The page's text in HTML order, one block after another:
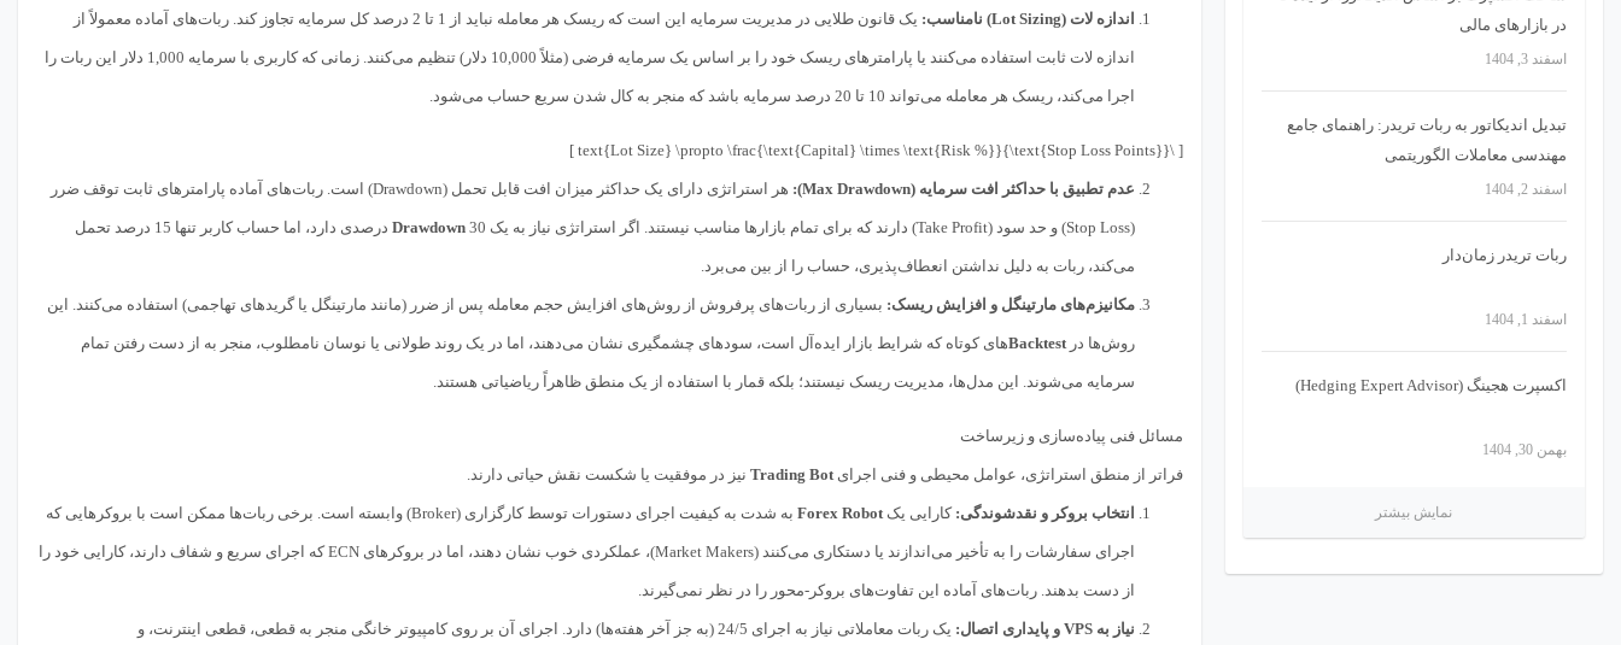
در بازارهای مالی
اسفند 3, 1404
تبدیل اندیکاتور به ربات تریدر: راهنمای جامع
مهندسی معاملات الگوریتمی
اسفند 2, 1404
ربات تریدر زمان‌دار
اسفند 1, 1404
اکسپرت هجینگ (Hedging Expert Advisor)
بهمن 30, 1404
نمایش بیشتر
اندازه لات (Lot Sizing) نامناسب: یک قانون طلایی در مدیریت سرمایه این است که ریسک هر معامله نباید از 1 تا 2 درصد کل سرمایه تجاوز کند. ربات‌های آماده معمولاً از
اندازه لات ثابت استفاده می‌کنند یا پارامترهای ریسک خود را بر اساس یک سرمایه فرضی (مثلاً 10,000 دلار) تنظیم می‌کنند. زمانی که کاربری با سرمایه 1,000 دلار این ربات را
اجرا می‌کند، ریسک هر معامله می‌تواند 10 تا 20 درصد سرمایه باشد که منجر به کال شدن سریع حساب می‌شود.
[ \text{Lot Size} \propto \frac{\text{Capital} \times \text{Risk %}}{\text{Stop Loss Points}} ]
عدم تطبیق با حداکثر افت سرمایه (Max Drawdown): هر استراتژی دارای یک حداکثر میزان افت قابل تحمل (Drawdown) است. ربات‌های آماده پارامترهای ثابت توقف ضرر
(Stop Loss) و حد سود (Take Profit) دارند که برای تمام بازارها مناسب نیستند. اگر استراتژی نیاز به یک Drawdown 30 درصدی دارد، اما حساب کاربر تنها 15 درصد تحمل
می‌کند، ربات به دلیل نداشتن انعطاف‌پذیری، حساب را از بین می‌برد.
مکانیزم‌های مارتینگل و افزایش ریسک: بسیاری از ربات‌های پرفروش از روش‌های افزایش حجم معامله پس از ضرر (مانند مارتینگل یا گرید‌های تهاجمی) استفاده می‌کنند. این
روش‌ها درBacktestهای کوتاه که شرایط بازار ایده‌آل است، سودهای چشمگیری نشان می‌دهند، اما در یک روند طولانی یا نوسان نامطلوب، منجر به از دست رفتن تمام
سرمایه می‌شوند. این مدل‌ها، مدیریت ریسک نیستند؛ بلکه قمار با استفاده از یک منطق ظاهراً ریاضیاتی هستند.
مسائل فنی پیاده‌سازی و زیرساخت
فراتر از منطق استراتژی، عوامل محیطی و فنی اجرایTrading Bot نیز در موفقیت یا شکست نقش حیاتی دارند.
انتخاب بروکر و نقدشوندگی: کارایی یکForex Robot به شدت به کیفیت اجرای دستورات توسط کارگزاری (Broker) وابسته است. برخی ربات‌ها ممکن است با بروکر‌هایی که
اجرای سفارشات را به تأخیر می‌اندازند یا دستکاری می‌کنند (Market Makers)، عملکردی خوب نشان دهند، اما در بروکرهای ECN که اجرای سریع و شفاف دارند، کارایی خود را
از دست بدهند. ربات‌های آماده این تفاوت‌های بروکر-محور را در نظر نمی‌گیرند.
نیاز به VPS و پایداری اتصال: یک ربات معاملاتی نیاز به اجرای 24/5 (به جز آخر هفته‌ها) دارد. اجرای آن بر روی کامپیوتر خانگی منجر به قطعی، قطعی اینترنت، و